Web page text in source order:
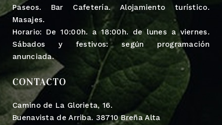
Paseos. Bar Cafetería. Alojamiento turístico.
Masajes.
Horario: De 10:00h. a 18:00h. de lunes a viernes.
Sábados y festivos: según programación
anunciada.
CONTACTO
Camino de La Glorieta, 16.
Buenavista de Arriba. 38710 Breña Alta